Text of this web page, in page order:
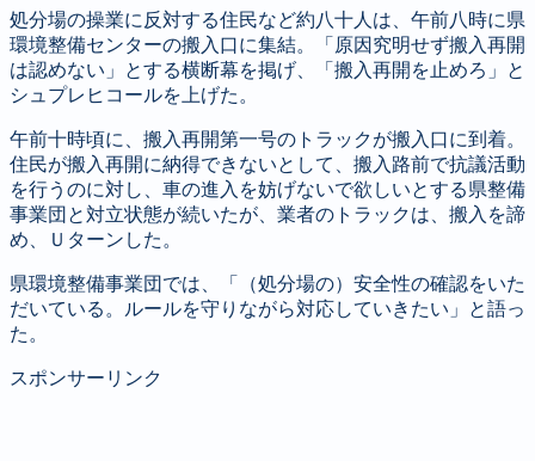
処分場の操業に反対する住民など約八十人は、午前八時に県
環境整備センターの搬入口に集結。「原因究明せず搬入再開
は認めない」とする横断幕を掲げ、「搬入再開を止めろ」と
シュプレヒコールを上げた。
午前十時頃に、搬入再開第一号のトラックが搬入口に到着。
住民が搬入再開に納得できないとして、搬入路前で抗議活動
を行うのに対し、車の進入を妨げないで欲しいとする県整備
事業団と対立状態が続いたが、業者のトラックは、搬入を諦
め、Ｕターンした。
県環境整備事業団では、「（処分場の）安全性の確認をいた
だいている。ルールを守りながら対応していきたい」と語っ
た。
スポンサーリンク